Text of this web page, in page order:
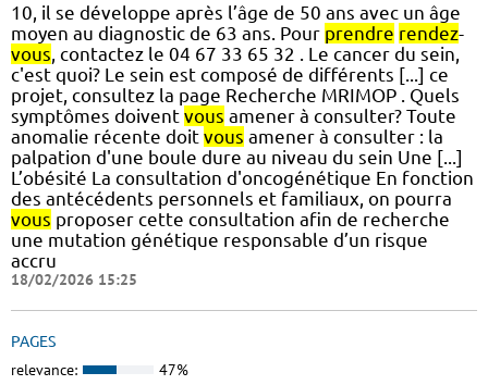
10, il se développe après l’âge de 50 ans avec un âge
moyen au diagnostic de 63 ans. Pour prendre rendez-
vous, contactez le 04 67 33 65 32 . Le cancer du sein,
c'est quoi? Le sein est composé de différents [...] ce
projet, consultez la page Recherche MRIMOP . Quels
symptômes doivent vous amener à consulter? Toute
anomalie récente doit vous amener à consulter : la
palpation d'une boule dure au niveau du sein Une [...]
L’obésité La consultation d'oncogénétique En fonction
des antécédents personnels et familiaux, on pourra
vous proposer cette consultation afin de recherche
une mutation génétique responsable d’un risque
accru
18/02/2026 15:25
PAGES
relevance: 47%